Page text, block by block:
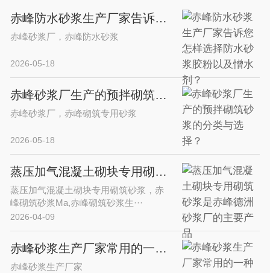
赤峰防水砂浆生产厂家告诉您怎样选择防水砂浆胶粉以及憎水剂？
赤峰砂浆厂，赤峰防水砂浆
2026-05-18
赤峰砂浆厂生产的预拌砌筑砂浆的分类与选择？
赤峰砂浆厂，赤峰砌筑专用砂浆
2026-05-18
蒸压加气混凝土砌块专用砌筑砂浆是赤峰德洲砂浆厂的主要产品
蒸压加气混凝土砌块专用砌筑砂浆，赤
峰砌筑砂浆Ma,赤峰砌筑砂浆生···
2026-04-09
赤峰砂浆生产厂家常用的一种提高水泥砂浆早期强度的常用添加剂-甲酸钙
赤峰砂浆生产厂家